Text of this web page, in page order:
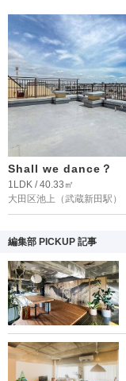
Shall we dance？
1LDK / 40.33㎡
大田区池上 （武蔵新田駅）
編集部 PICKUP 記事